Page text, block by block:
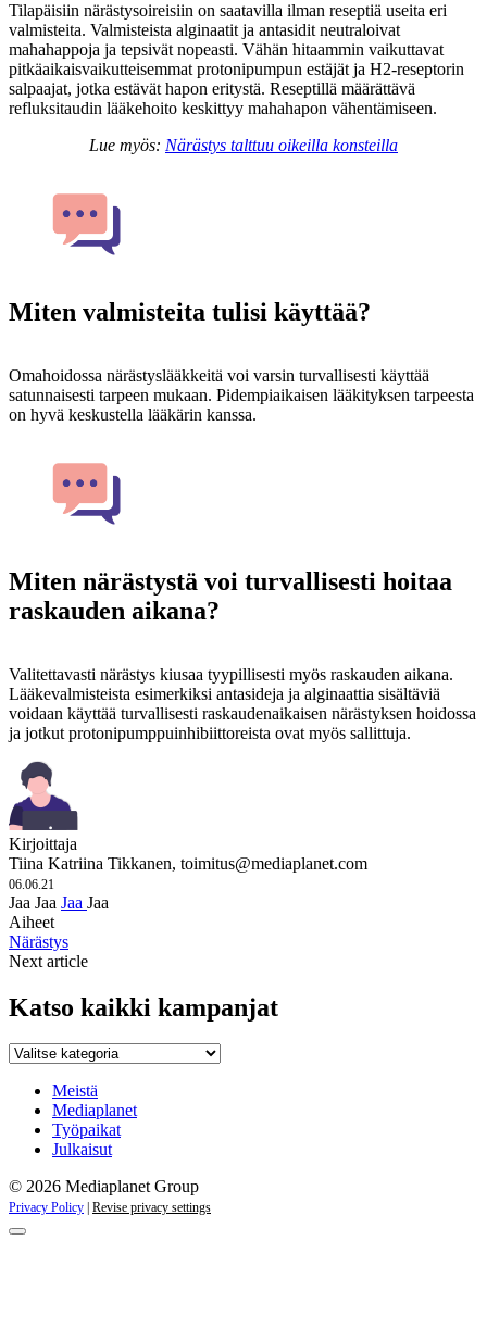
Tilapäisiin närästysoireisiin on saatavilla ilman reseptiä useita eri
valmisteita. Valmisteista alginaatit ja antasidit neutraloivat
mahahappoja ja tepsivät nopeasti. Vähän hitaammin vaikuttavat
pitkäaikaisvaikutteisemmat protonipumpun estäjät ja H2-reseptorin
salpaajat, jotka estävät hapon eritystä. Reseptillä määrättävä
refluksitaudin lääkehoito keskittyy mahahapon vähentämiseen.
Lue myös: Närästys talttuu oikeilla konsteilla
Miten valmisteita tulisi käyttää?
Omahoidossa närästyslääkkeitä voi varsin turvallisesti käyttää
satunnaisesti tarpeen mukaan. Pidempiaikaisen lääkityksen tarpeesta
on hyvä keskustella lääkärin kanssa.
Miten närästystä voi turvallisesti hoitaa
raskauden aikana?
Valitettavasti närästys kiusaa tyypillisesti myös raskauden aikana.
Lääkevalmisteista esimerkiksi antasideja ja alginaattia sisältäviä
voidaan käyttää turvallisesti raskaudenaikaisen närästyksen hoidossa
ja jotkut protonipumppuinhibiittoreista ovat myös sallittuja.
Kirjoittaja
Tiina Katriina Tikkanen, toimitus@mediaplanet.com
06.06.21
Jaa Jaa Jaa Jaa
Aiheet
Närästys
Next article
Katso kaikki kampanjat
Katso
kampanjat
Meistä
Mediaplanet
Työpaikat
Julkaisut
© 2026 Mediaplanet Group
Privacy Policy Revise privacy settings